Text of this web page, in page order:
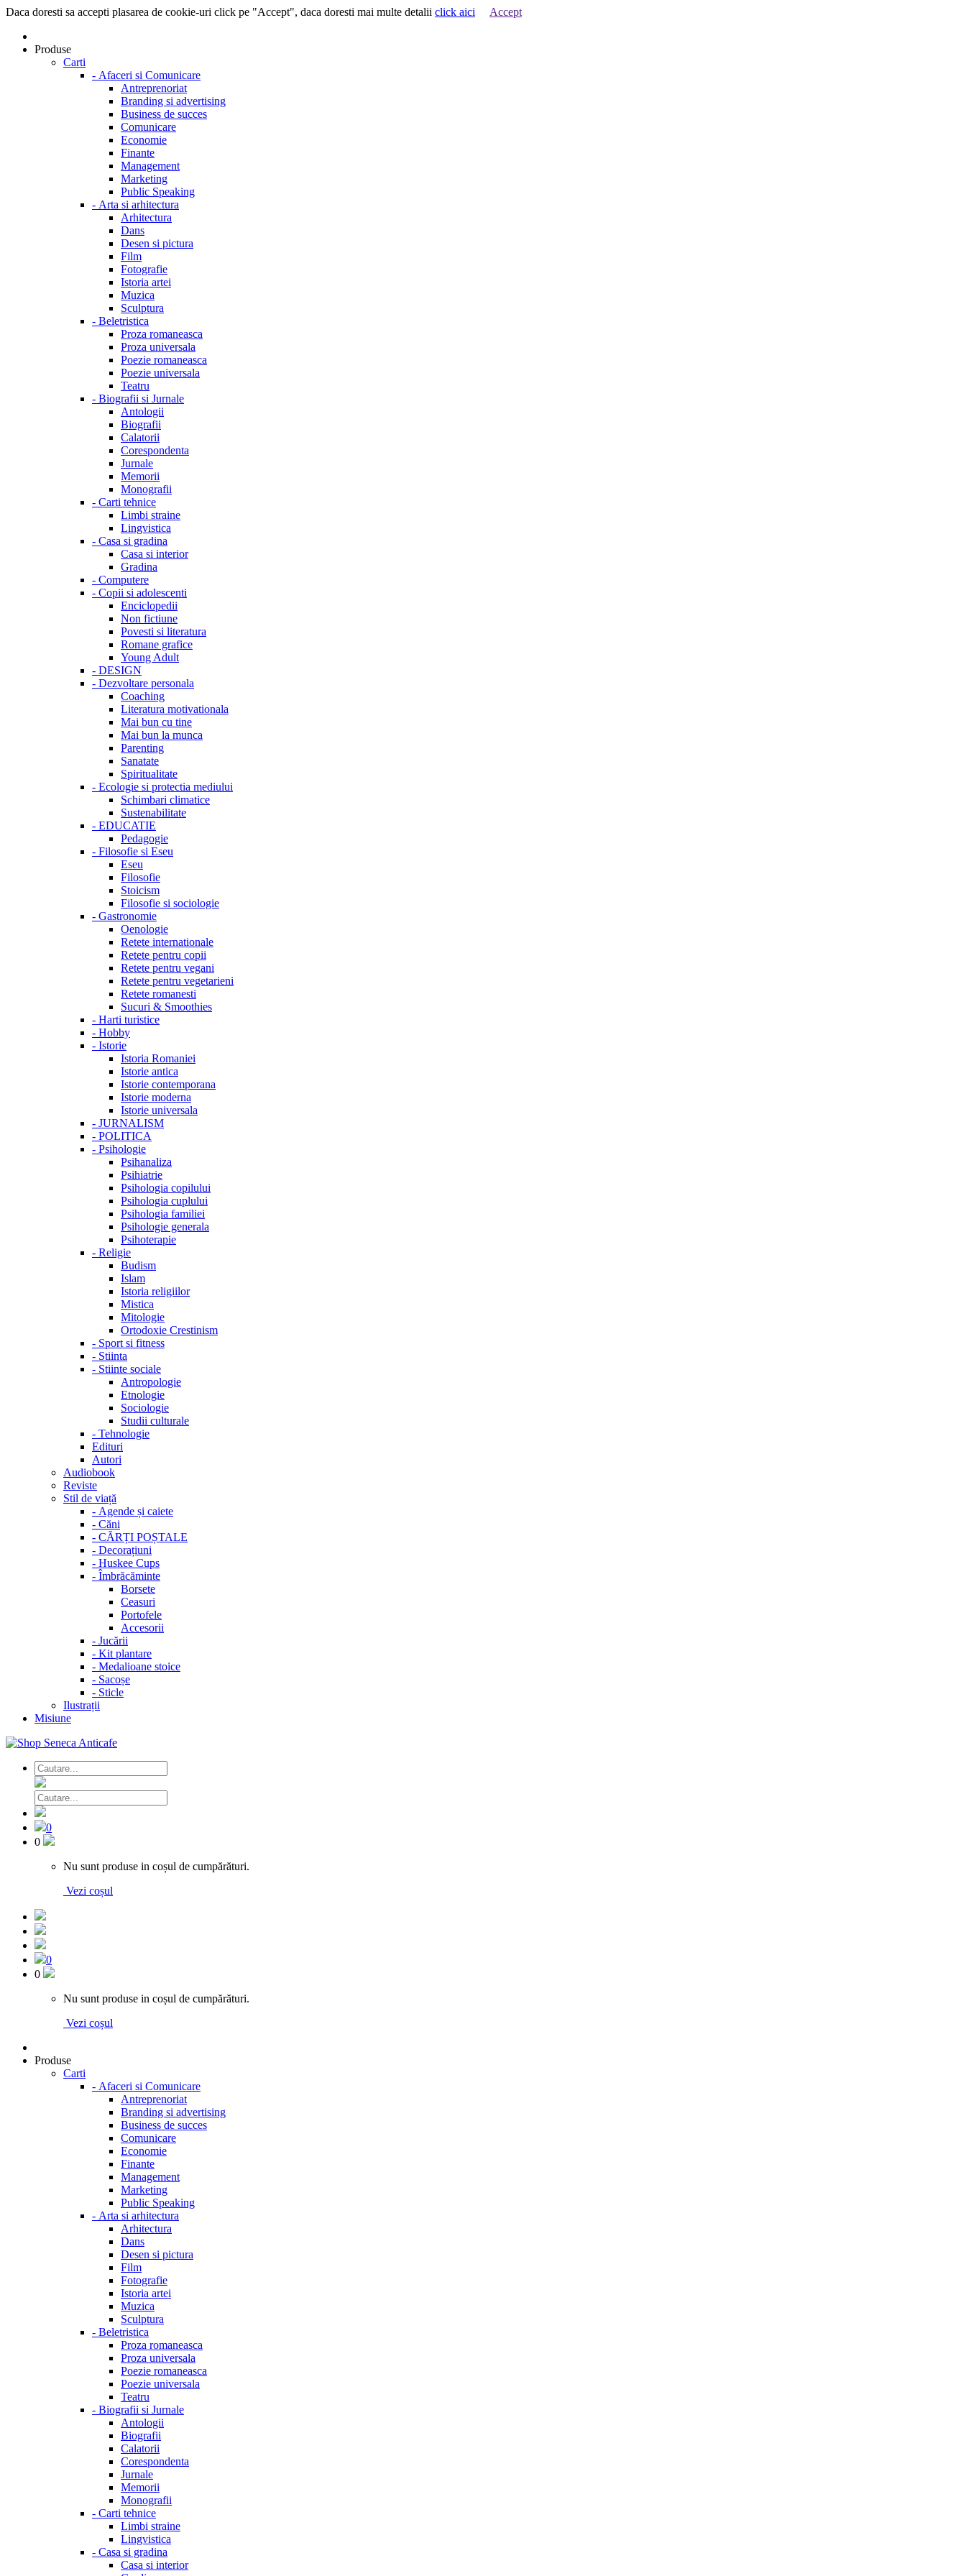
Daca doresti sa accepti plasarea de cookie-uri click pe "Accept", daca doresti mai multe detalii click aici Accept
Produse
Carti
- Afaceri si Comunicare
Antreprenoriat
Branding si advertising
Business de succes
Comunicare
Economie
Finante
Management
Marketing
Public Speaking
- Arta si arhitectura
Arhitectura
Dans
Desen si pictura
Film
Fotografie
Istoria artei
Muzica
Sculptura
- Beletristica
Proza romaneasca
Proza universala
Poezie romaneasca
Poezie universala
Teatru
- Biografii si Jurnale
Antologii
Biografii
Calatorii
Corespondenta
Jurnale
Memorii
Monografii
- Carti tehnice
Limbi straine
Lingvistica
- Casa si gradina
Casa si interior
Gradina
- Computere
- Copii si adolescenti
Enciclopedii
Non fictiune
Povesti si literatura
Romane grafice
Young Adult
- DESIGN
- Dezvoltare personala
Coaching
Literatura motivationala
Mai bun cu tine
Mai bun la munca
Parenting
Sanatate
Spiritualitate
- Ecologie si protectia mediului
Schimbari climatice
Sustenabilitate
- EDUCATIE
Pedagogie
- Filosofie si Eseu
Eseu
Filosofie
Stoicism
Filosofie si sociologie
- Gastronomie
Oenologie
Retete internationale
Retete pentru copii
Retete pentru vegani
Retete pentru vegetarieni
Retete romanesti
Sucuri & Smoothies
- Harti turistice
- Hobby
- Istorie
Istoria Romaniei
Istorie antica
Istorie contemporana
Istorie moderna
Istorie universala
- JURNALISM
- POLITICA
- Psihologie
Psihanaliza
Psihiatrie
Psihologia copilului
Psihologia cuplului
Psihologia familiei
Psihologie generala
Psihoterapie
- Religie
Budism
Islam
Istoria religiilor
Mistica
Mitologie
Ortodoxie Crestinism
- Sport si fitness
- Stiinta
- Stiinte sociale
Antropologie
Etnologie
Sociologie
Studii culturale
- Tehnologie
Edituri
Autori
Audiobook
Reviste
Stil de viață
- Agende și caiete
- Căni
- CĂRȚI POȘTALE
- Decorațiuni
- Huskee Cups
- Îmbrăcăminte
Borsete
Ceasuri
Portofele
Accesorii
- Jucării
- Kit plantare
- Medalioane stoice
- Sacoșe
- Sticle
Ilustrații
Misiune
0
0
Nu sunt produse in coșul de cumpărături.
Vezi coșul
0
0
Nu sunt produse in coșul de cumpărături.
Vezi coșul
Produse
Carti
- Afaceri si Comunicare
Antreprenoriat
Branding si advertising
Business de succes
Comunicare
Economie
Finante
Management
Marketing
Public Speaking
- Arta si arhitectura
Arhitectura
Dans
Desen si pictura
Film
Fotografie
Istoria artei
Muzica
Sculptura
- Beletristica
Proza romaneasca
Proza universala
Poezie romaneasca
Poezie universala
Teatru
- Biografii si Jurnale
Antologii
Biografii
Calatorii
Corespondenta
Jurnale
Memorii
Monografii
- Carti tehnice
Limbi straine
Lingvistica
- Casa si gradina
Casa si interior